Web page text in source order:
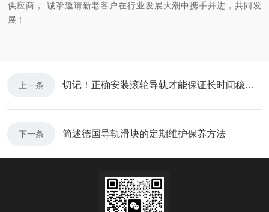
供应商， 诚挚邀请新老客户在行业发展大潮中携手并进，共同发
展！
上一条 切记！正确安装滚轮导轨才能保证长时间稳定运行
下一条 简述德国导轨滑块的定期维护保养方法